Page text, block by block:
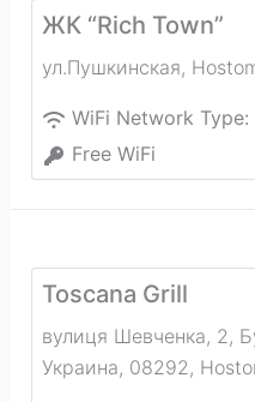
ЖК “Rich Town”
ул.Пушкинская,
WiFi Network Type:
Free WiFi
Toscana Grill
вулиця Шевченка, 2,
Украина, 08292,